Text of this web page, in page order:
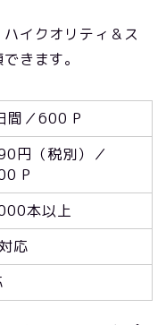
イクオリティ＆ス
きます。
間／600 P
円（税別）／
P
本以上
応